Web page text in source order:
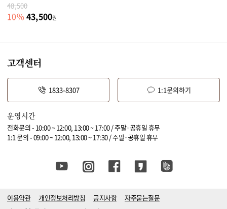
48,500
10% 43,500원
고객센터
1833-8307 1:1문의하기
운영시간
전화문의 - 10:00 ~ 12:00, 13:00 ~ 17:00 / 주말·공휴일 휴무
1:1 문의 - 09:00 ~ 12:00, 13:00 ~ 17:30 / 주말·공휴일 휴무
이용약관 개인정보처리방침 공지사항
자주묻는질문